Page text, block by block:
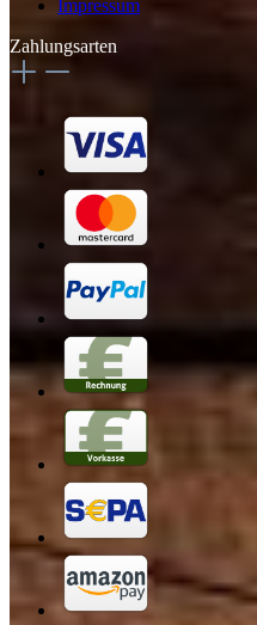
Impressum
Zahlungsarten